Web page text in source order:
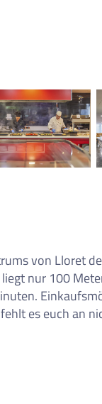
von Lloret
nur 100
es euch an